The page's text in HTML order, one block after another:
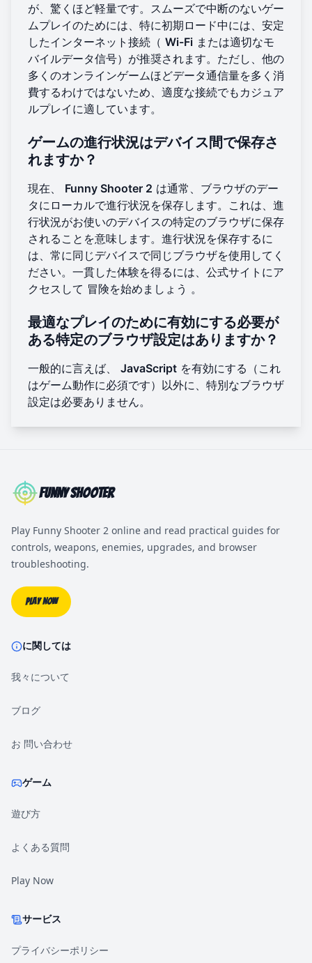
が、驚くほど軽量です。スムーズで中断のないゲー
ムプレイのためには、特に初期ロード中には、安定
したインターネット接続（ Wi-Fi または適切なモ
バイルデータ信号）が推奨されます。ただし、他の
多くのオンラインゲームほどデータ通信量を多く消
費するわけではないため、適度な接続でもカジュア
ルプレイに適しています。
ゲームの進行状況はデバイス間で保存さ
れますか？
現在、 Funny Shooter 2 は通常、ブラウザのデー
タにローカルで進行状況を保存します。これは、進
行状況がお使いのデバイスの特定のブラウザに保存
されることを意味します。進行状況を保存するに
は、常に同じデバイスで同じブラウザを使用してく
ださい。一貫した体験を得るには、公式サイトにア
クセスして 冒険を始めましょう 。
最適なプレイのために有効にする必要が
ある特定のブラウザ設定はありますか？
一般的に言えば、 JavaScript を有効にする（これ
はゲーム動作に必須です）以外に、特別なブラウザ
設定は必要ありません。
Funny Shooter
Play Funny Shooter 2 online and read practical guides for
controls, weapons, enemies, upgrades, and browser
troubleshooting.
Play Now
に関しては
我々について
ブログ
お 問い合わせ
ゲーム
遊び方
よくある質問
Play Now
サービス
プライバシーポリシー